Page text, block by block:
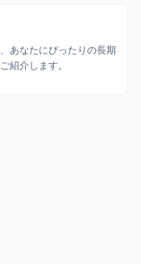
あなたにぴったりの長期
紹介します。